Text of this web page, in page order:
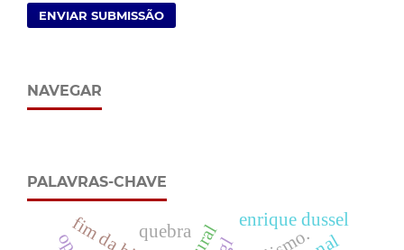
ENVIAR SUBMISSÃO
NAVEGAR
PALAVRAS-CHAVE
enrique dussel
quebra